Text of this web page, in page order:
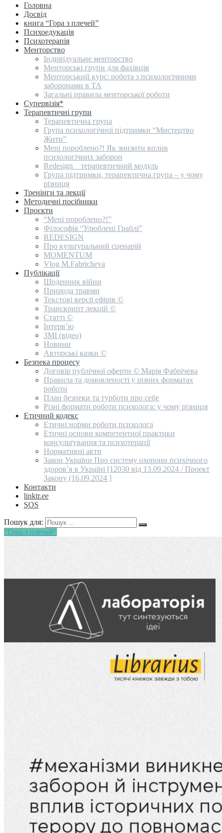
Головна
Досвід
книга “Гора з плечей”
Психоедукація
Психотерапія
Менторство
Індивідуальне менторство
Менторські групи для фахівців
Менторський курс: робота з психологічними
заборонами в ТА
Загальні правила менторської роботи
Супервізія*
Терапевтичні групи
Терапевтична група
Група психологічної підтримки “Мистецтво
Жити”
Мені пороблено?! Як знизити вплив
психологічних заборон
Redesign _ терапевтичний модуль
Група підтримки, терапевтична група – у чому
різниця
Тренінги та лекції
Методичні посібники
Проєкти
“Мені пороблено?!”
Філософія “Улюблені Граблі”
REDESIGN
Про культуральний сценарій
MOMENTUM
Vlog M.Fabricheva
Публікації
Щоденник війни
Природа травми
Текстові версії ефірів ©
Транскрипт лекцій ©
Статті ©
Інтерв’ю
ЗМІ (відео)
Новини
Авторські казки ©
Безпека процесу
Договір публічної оферти © Марія Фабрічева
Правила та домовленості у різних форматах
роботи
План безпеки та турботи про себе
Різні формати роботи психолога: у чому різниця
Етичний кодекс
Етичні норми роботи психолога
Етичні основи компетентної практики
консультування та психотерапії
Нормативні акти
Закон України Про систему охорони психічного
здоров’я в Україні [12030 від 13.09.2024 / Проект
Закону (16.09.2024 ]
Контакти
linktr.ee
SOS
Пошук для:
"Гора з плечей"